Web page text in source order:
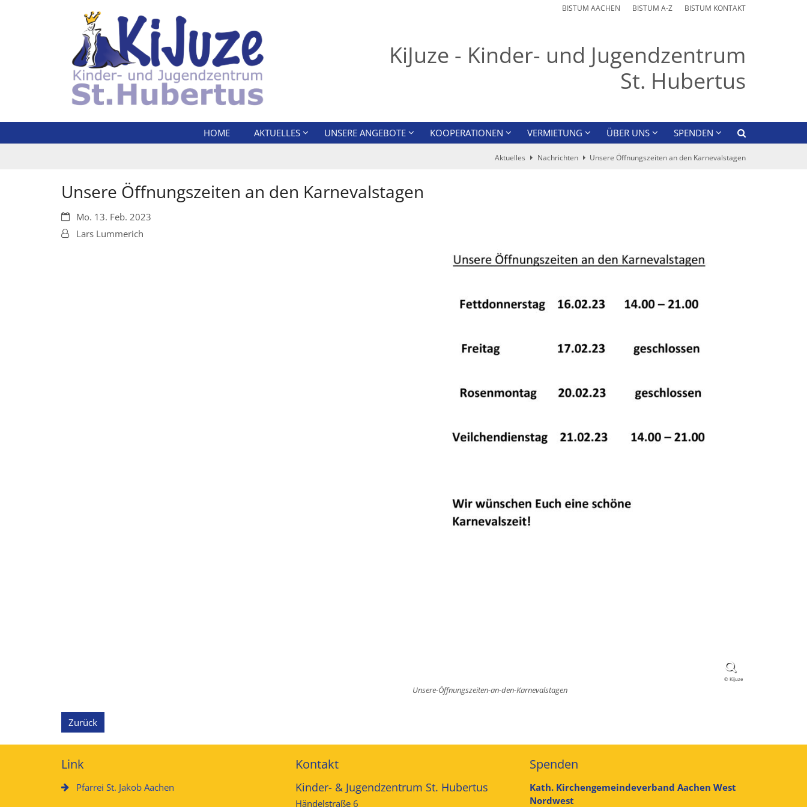
BISTUM AACHEN BISTUM A-Z BISTUM KONTAKT
KiJuze - Kinder- und Jugendzentrum
St. Hubertus
HOME AKTUELLES UNSERE ANGEBOTE KOOPERATIONEN VERMIETUNG ÜBER UNS SPENDEN
Aktuelles Nachrichten Unsere Öffnungszeiten an den Karnevalstagen
Unsere Öffnungszeiten an den Karnevalstagen
© Kijuze
Unsere-Öffnungszeiten-an-den-Karnevalstagen
Datum:Mo. 13. Feb. 2023
Von:Lars Lummerich
Zurück
Link
Pfarrei St. Jakob Aachen
Kontakt
Kinder- & Jugendzentrum St. Hubertus
Händelstraße 6
Spenden
Kath. Kirchengemeindeverband Aachen West
Nordwest